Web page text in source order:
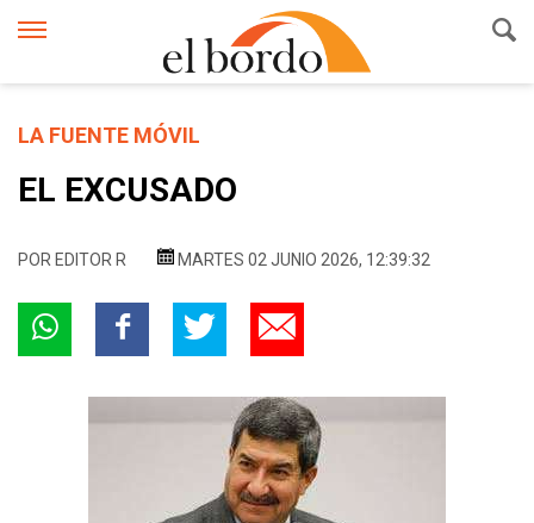
LA FUENTE MÓVIL
EL EXCUSADO
POR EDITOR R MARTES 02 JUNIO 2026, 12:39:32